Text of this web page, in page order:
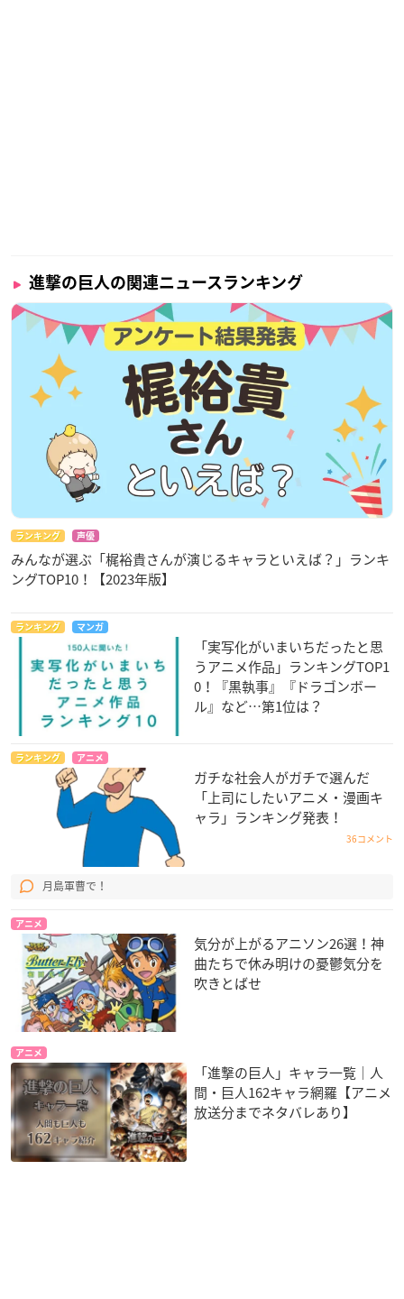
進撃の巨人の関連ニュースランキング
ランキング 声優
みんなが選ぶ「梶裕貴さんが演じるキャラといえば？」ランキ
ングTOP10！【2023年版】
ランキング マンガ
「実写化がいまいちだったと思
うアニメ作品」ランキングTOP1
0！『黒執事』『ドラゴンボー
ル』など…第1位は？
ランキング アニメ
ガチな社会人がガチで選んだ
「上司にしたいアニメ・漫画キ
ャラ」ランキング発表！
36コメント
月島軍曹で！
アニメ
気分が上がるアニソン26選！神
曲たちで休み明けの憂鬱気分を
吹きとばせ
アニメ
「進撃の巨人」キャラ一覧｜人
間・巨人162キャラ網羅【アニメ
放送分までネタバレあり】